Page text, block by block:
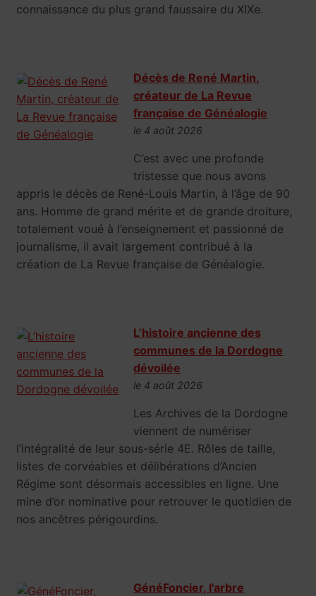
connaissance du plus grand faussaire du XIXe.
Décès de René Martin,
créateur de La Revue
française de Généalogie
le 4 août 2026
C’est avec une profonde
tristesse que nous avons
appris le décès de René-Louis Martin, à l’âge de 90
ans. Homme de grand mérite et de grande droiture,
totalement voué à l’enseignement et passionné de
journalisme, il avait largement contribué à la
création de La Revue française de Généalogie.
L’histoire ancienne des
communes de la Dordogne
dévoilée
le 4 août 2026
Les Archives de la Dordogne
viennent de numériser
l’intégralité de leur sous-série 4E. Rôles de taille,
listes de corvéables et délibérations d’Ancien
Régime sont désormais accessibles en ligne. Une
mine d’or nominative pour retrouver le quotidien de
nos ancêtres périgourdins.
GénéFoncier, l'arbre